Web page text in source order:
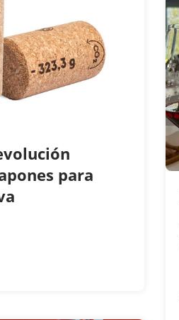
para